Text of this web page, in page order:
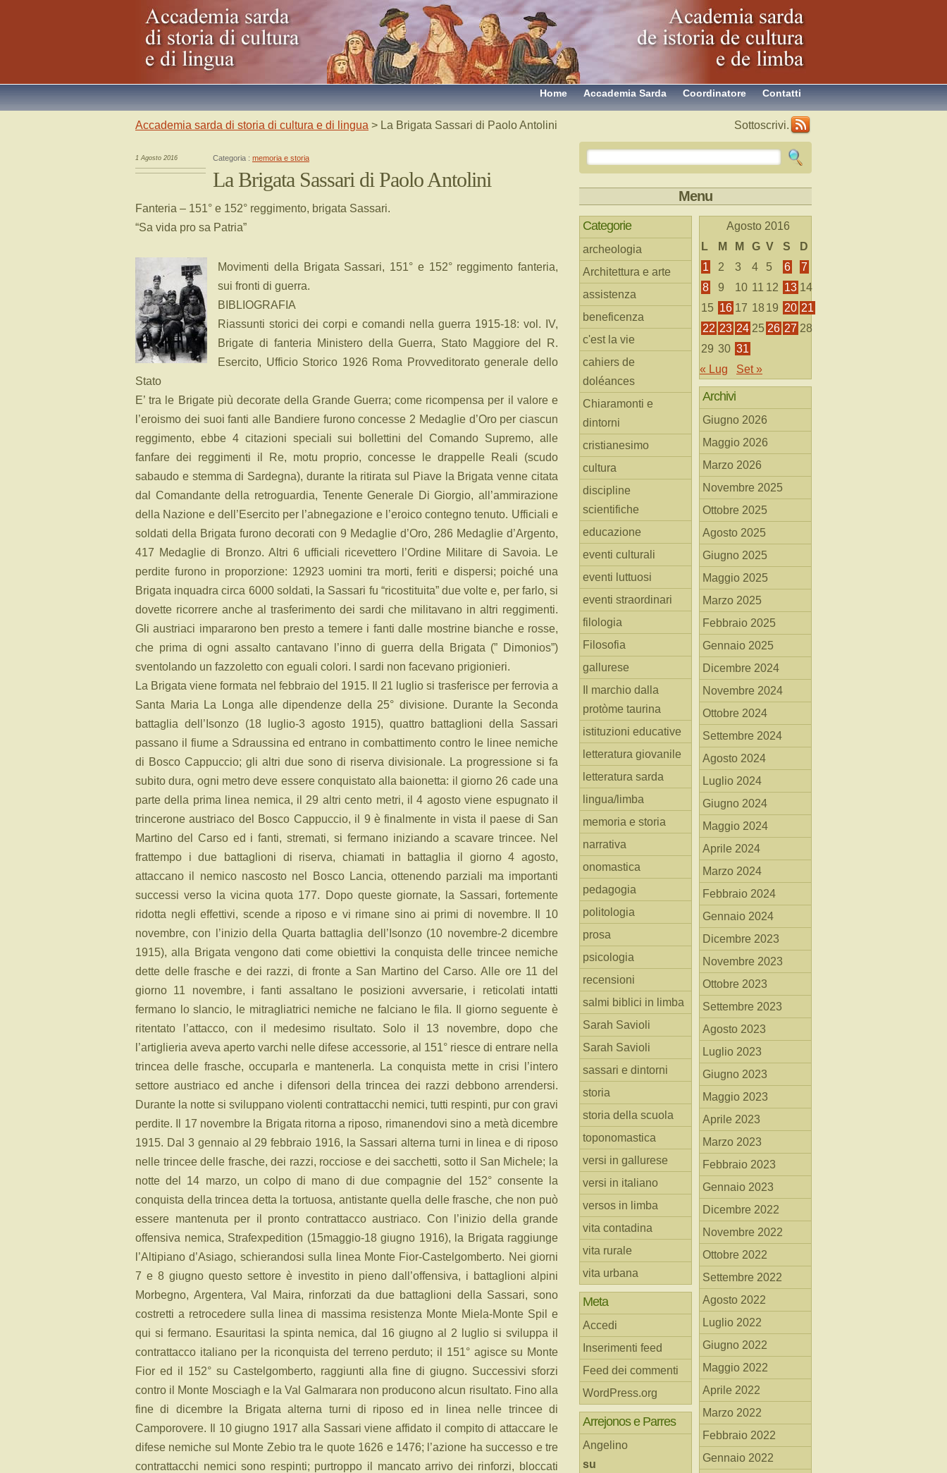
Contatti
Coordinatore
Accademia Sarda
Home
Accademia sarda di storia di cultura e di lingua > La Brigata Sassari di Paolo Antolini
1 Agosto 2016 Categoria : memoria e storia
La Brigata Sassari di Paolo Antolini
Fanteria – 151° e 152° reggimento, brigata Sassari.
“Sa vida pro sa Patria”
Movimenti della Brigata Sassari, 151° e 152° reggimento fanteria,
sui fronti di guerra.
BIBLIOGRAFIA
Riassunti storici dei corpi e comandi nella guerra 1915-18: vol. IV,
Brigate di fanteria Ministero della Guerra, Stato Maggiore del R.
Esercito, Ufficio Storico 1926 Roma Provveditorato generale dello
Stato
E’ tra le Brigate più decorate della Grande Guerra; come ricompensa per il valore e
l’eroismo dei suoi fanti alle Bandiere furono concesse 2 Medaglie d’Oro per ciascun
reggimento, ebbe 4 citazioni speciali sui bollettini del Comando Supremo, alle
fanfare dei reggimenti il Re, motu proprio, concesse le drappelle Reali (scudo
sabaudo e stemma di Sardegna), durante la ritirata sul Piave la Brigata venne citata
dal Comandante della retroguardia, Tenente Generale Di Giorgio, all’ammirazione
della Nazione e dell’Esercito per l’abnegazione e l’eroico contegno tenuto. Ufficiali e
soldati della Brigata furono decorati con 9 Medaglie d’Oro, 286 Medaglie d’Argento,
417 Medaglie di Bronzo. Altri 6 ufficiali ricevettero l’Ordine Militare di Savoia. Le
perdite furono in proporzione: 12923 uomini tra morti, feriti e dispersi; poiché una
Brigata inquadra circa 6000 soldati, la Sassari fu “ricostituita” due volte e, per farlo, si
dovette ricorrere anche al trasferimento dei sardi che militavano in altri reggimenti.
Gli austriaci impararono ben presto a temere i fanti dalle mostrine bianche e rosse,
che prima di ogni assalto cantavano l’inno di guerra della Brigata (” Dimonios”)
sventolando un fazzoletto con eguali colori. I sardi non facevano prigionieri.
La Brigata viene formata nel febbraio del 1915. Il 21 luglio si trasferisce per ferrovia a
Santa Maria La Longa alle dipendenze della 25° divisione. Durante la Seconda
battaglia dell’Isonzo (18 luglio-3 agosto 1915), quattro battaglioni della Sassari
passano il fiume a Sdraussina ed entrano in combattimento contro le linee nemiche
di Bosco Cappuccio; gli altri due sono di riserva divisionale. La progressione si fa
subito dura, ogni metro deve essere conquistato alla baionetta: il giorno 26 cade una
parte della prima linea nemica, il 29 altri cento metri, il 4 agosto viene espugnato il
trincerone austriaco del Bosco Cappuccio, il 9 è finalmente in vista il paese di San
Martino del Carso ed i fanti, stremati, si fermano iniziando a scavare trincee. Nel
frattempo i due battaglioni di riserva, chiamati in battaglia il giorno 4 agosto,
attaccano il nemico nascosto nel Bosco Lancia, ottenendo parziali ma importanti
successi verso la vicina quota 177. Dopo queste giornate, la Sassari, fortemente
ridotta negli effettivi, scende a riposo e vi rimane sino ai primi di novembre. Il 10
novembre, con l’inizio della Quarta battaglia dell’Isonzo (10 novembre-2 dicembre
1915), alla Brigata vengono dati come obiettivi la conquista delle trincee nemiche
dette delle frasche e dei razzi, di fronte a San Martino del Carso. Alle ore 11 del
giorno 11 novembre, i fanti assaltano le posizioni avversarie, i reticolati intatti
fermano lo slancio, le mitragliatrici nemiche ne falciano le fila. Il giorno seguente è
ritentato l’attacco, con il medesimo risultato. Solo il 13 novembre, dopo che
l’artiglieria aveva aperto varchi nelle difese accessorie, al 151° riesce di entrare nella
trincea delle frasche, occuparla e mantenerla. La conquista mette in crisi l’intero
settore austriaco ed anche i difensori della trincea dei razzi debbono arrendersi.
Durante la notte si sviluppano violenti contrattacchi nemici, tutti respinti, pur con gravi
perdite. Il 17 novembre la Brigata ritorna a riposo, rimanendovi sino a metà dicembre
1915. Dal 3 gennaio al 29 febbraio 1916, la Sassari alterna turni in linea e di riposo
nelle trincee delle frasche, dei razzi, rocciose e dei sacchetti, sotto il San Michele; la
notte del 14 marzo, un colpo di mano di due compagnie del 152° consente la
conquista della trincea detta la tortuosa, antistante quella delle frasche, che non può
essere mantenuta per il pronto contrattacco austriaco. Con l’inizio della grande
offensiva nemica, Strafexpedition (15maggio-18 giugno 1916), la Brigata raggiunge
l’Altipiano d’Asiago, schierandosi sulla linea Monte Fior-Castelgomberto. Nei giorni
7 e 8 giugno questo settore è investito in pieno dall’offensiva, i battaglioni alpini
Morbegno, Argentera, Val Maira, rinforzati da due battaglioni della Sassari, sono
costretti a retrocedere sulla linea di massima resistenza Monte Miela-Monte Spil e
qui si fermano. Esauritasi la spinta nemica, dal 16 giugno al 2 luglio si sviluppa il
contrattacco italiano per la riconquista del terreno perduto; il 151° agisce su Monte
Fior ed il 152° su Castelgomberto, raggiunti alla fine di giugno. Successivi sforzi
contro il Monte Mosciagh e la Val Galmarara non producono alcun risultato. Fino alla
fine di dicembre la Brigata alterna turni di riposo ed in linea nelle trincee di
Camporovere. Il 10 giugno 1917 alla Sassari viene affidato il compito di attaccare le
difese nemiche sul Monte Zebio tra le quote 1626 e 1476; l’azione ha successo e tre
contrattacchi nemici sono respinti; purtroppo il mancato arrivo dei rinforzi, bloccati
Sottoscrivi.
Menu
Categorie
archeologia
Architettura e arte
assistenza
beneficenza
c'est la vie
cahiers de
doléances
Chiaramonti e
dintorni
cristianesimo
cultura
discipline
scientifiche
educazione
eventi culturali
eventi luttuosi
eventi straordinari
filologia
Filosofia
gallurese
Il marchio dalla
protòme taurina
istituzioni educative
letteratura giovanile
letteratura sarda
lingua/limba
memoria e storia
narrativa
onomastica
pedagogia
politologia
prosa
psicologia
recensioni
salmi biblici in limba
Sarah Savioli
Sarah Savioli
sassari e dintorni
storia
storia della scuola
toponomastica
versi in gallurese
versi in italiano
versos in limba
vita contadina
vita rurale
vita urbana
Meta
Accedi
Inserimenti feed
Feed dei commenti
WordPress.org
Arrejonos e Parres
Angelino
su
Agosto 2016
L
M M G V S
D
1
2 3 4 5 6
7
8
9 10 11 12 13 14
15 16 17 18 19 20 21
22 23 24 25 26 27 28
29 30 31
« Lug
Set »
Archivi
Giugno 2026
Maggio 2026
Marzo 2026
Novembre 2025
Ottobre 2025
Agosto 2025
Giugno 2025
Maggio 2025
Marzo 2025
Febbraio 2025
Gennaio 2025
Dicembre 2024
Novembre 2024
Ottobre 2024
Settembre 2024
Agosto 2024
Luglio 2024
Giugno 2024
Maggio 2024
Aprile 2024
Marzo 2024
Febbraio 2024
Gennaio 2024
Dicembre 2023
Novembre 2023
Ottobre 2023
Settembre 2023
Agosto 2023
Luglio 2023
Giugno 2023
Maggio 2023
Aprile 2023
Marzo 2023
Febbraio 2023
Gennaio 2023
Dicembre 2022
Novembre 2022
Ottobre 2022
Settembre 2022
Agosto 2022
Luglio 2022
Giugno 2022
Maggio 2022
Aprile 2022
Marzo 2022
Febbraio 2022
Gennaio 2022